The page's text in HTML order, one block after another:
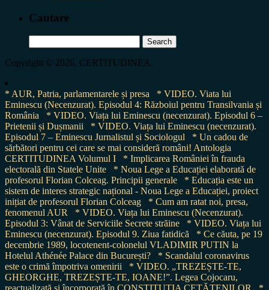
Cautare
for:
Copyright © 2026, CERTITUDINEA.
* AUR, Patria, parlamentarele și presa
* VIDEO. Viata lui
Eminescu (Necenzurat). Episodul 4: Războiul pentru Transilvania și
România
* VIDEO. Viața lui Eminescu (necenzurat). Episodul 6 –
Prietenii și Dușmanii
* VIDEO. Viața lui Eminescu (necenzurat).
Episodul 7 – Eminescu Jurnalistul și Sociologul
* Un cadou de
sărbători pentru cei care se mai consideră români! Antologia
CERTITUDINEA Volumul I
* Implicarea României în frauda
electorală din Statele Unite
* Noua Lege a Educației elaborată de
profesorul Florian Colceag. Principii generale
* Educația este un
sistem de interes strategic național - Noua Lege a Educației, proiect
inițiat de profesorul Florian Colceag
* Cum am ratat noi, presa,
fenomenul AUR
* VIDEO. Viața lui Eminescu (Necenzurat).
Episodul 3: Vânat de Serviciile Secrete străine
* VIDEO. Viața lui
Eminescu (necenzurat). Episodul 9. Ziua fatidică
* Ce căuta, pe 19
decembrie 1989, locotenent-colonelul VLADIMIR PUTIN la
Hotelul Athénée Palace din București?
* Scandalul coronavirus
este o crimă împotriva omenirii
* VIDEO. „TREZEȘTE-TE,
GHEORGHE, TREZEȘTE-TE, IOANE!”. Legea Cojocaru,